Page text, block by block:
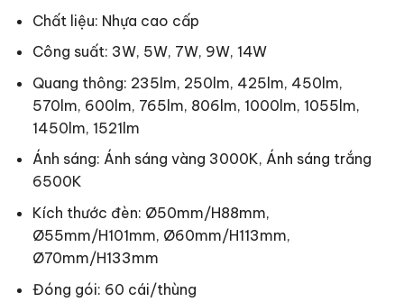
Chất liệu: Nhựa cao cấp
Công suất: 3W, 5W, 7W, 9W, 14W
Quang thông: 235lm, 250lm, 425lm, 450lm,
570lm, 600lm, 765lm, 806lm, 1000lm, 1055lm,
1450lm, 1521lm
Ánh sáng: Ánh sáng vàng 3000K, Ánh sáng trắng
6500K
Kích thước đèn: Ø50mm/H88mm,
Ø55mm/H101mm, Ø60mm/H113mm,
Ø70mm/H133mm
Đóng gói: 60 cái/thùng